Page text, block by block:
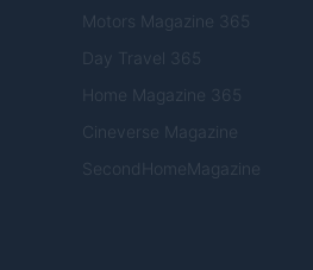
Motors Magazine 365
Day Travel 365
Home Magazine 365
Cineverse Magazine
SecondHomeMagazine